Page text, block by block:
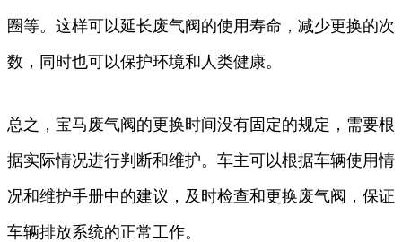
圈等。这样可以延长废气阀的使用寿命，减少更换的次
数，同时也可以保护环境和人类健康。
总之，宝马废气阀的更换时间没有固定的规定，需要根
据实际情况进行判断和维护。车主可以根据车辆使用情
况和维护手册中的建议，及时检查和更换废气阀，保证
车辆排放系统的正常工作。